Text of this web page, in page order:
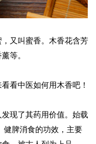
又叫蜜香。木香花含芳
等。
看中医如何用木香吧！
现了其药用价值。始载
健脾消食的功效，主要